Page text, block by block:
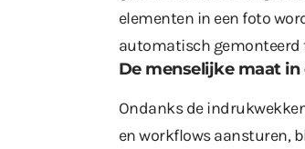
elementen in een foto
automatisch gemonteerd
De menselijke maat
Ondanks de
en workflows aansturen,